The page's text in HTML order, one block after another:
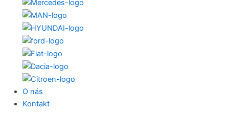
O nás
Kontakt